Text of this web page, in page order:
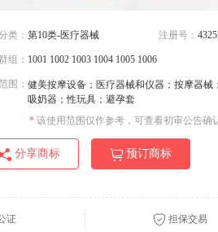
类： 第10类-医疗器械 注册号：
组： 1001 1002 1003 1004 1005 1006
围： 健美按摩设备；医疗器械和仪器；按摩器械
吸奶器；性玩具；避孕套
* 该使用范围仅作参考，可查看初审公告确
分享商标 预订商标
证 担保交易